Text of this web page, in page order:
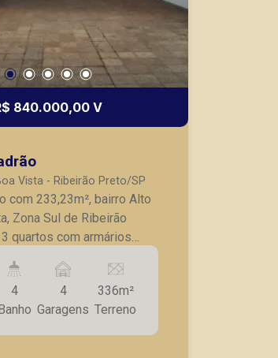
840.000,00 V
Vista - Ribeirão Preto/SP
com 233,23m², bairro Alto
Zona Sul de Ribeirão
1 suíte; - Banheiro
no corredor; - Sala
- Sala de tv; - lavabo;
armários; - Área de
de serviço; - Quintal;
4
4
Garagens
336m²
Terreno